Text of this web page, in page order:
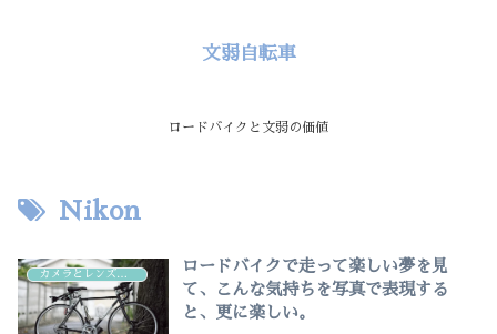
文弱自転車
ロードバイクと文弱の価値
Nikon
ロードバイクで走って楽しい夢を見
て、こんな気持ちを写真で表現する
と、更に楽しい。